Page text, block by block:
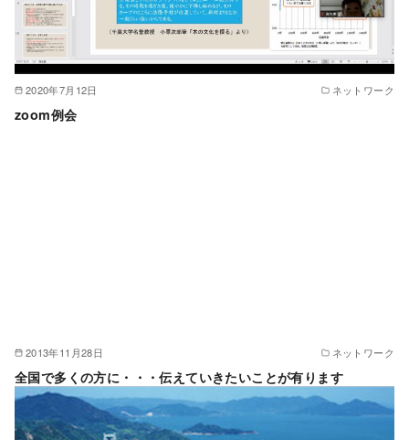
2020年7月12日 ネットワーク
zoom例会
2013年11月28日 ネットワーク
全国で多くの方に・・・伝えていきたいことが有ります